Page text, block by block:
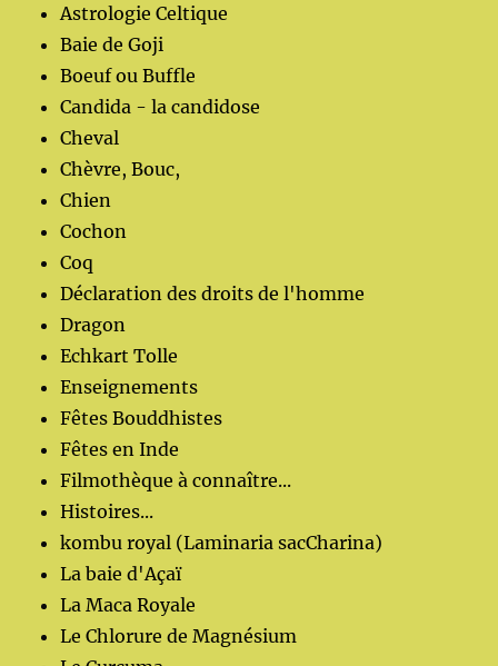
Astrologie Celtique
Baie de Goji
Boeuf ou Buffle
Candida - la candidose
Cheval
Chèvre, Bouc,
Chien
Cochon
Coq
Déclaration des droits de l'homme
Dragon
Echkart Tolle
Enseignements
Fêtes Bouddhistes
Fêtes en Inde
Filmothèque à connaître...
Histoires...
kombu royal (Laminaria sacCharina)
La baie d'Açaï
La Maca Royale
Le Chlorure de Magnésium